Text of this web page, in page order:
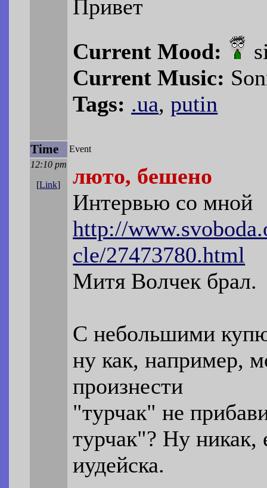
Привет
Current Mood:
Current Music:
Tags: .ua,putin
Time
Event
12:10 pm
[Link]
люто, бешено
Интервью со мной
http://
cle/27473780.html
Митя Волчек брал.
С небольшими
ну как, например,
произнести
"турчак" не
турчак"? Ну никак,
иудейска.